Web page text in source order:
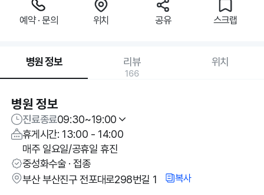
예약 · 문의 위치 공유 스크랩
병원 정보 리뷰
166
위치
병원 정보
진료종료09:30~19:00
휴게시간: 13:00 - 14:00
매주 일요일/공휴일 휴진
중성화수술 · 접종
부산 부산진구 전포대로298번길 1
복사